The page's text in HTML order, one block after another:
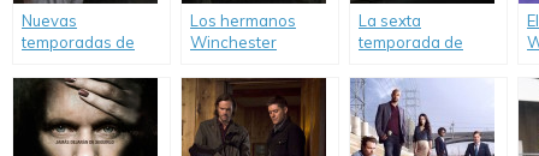
Nuevas
temporadas de
«The 100».
Los hermanos
Winchester
Channel.
La sexta
temporada de
regresa a Warner
Channel.